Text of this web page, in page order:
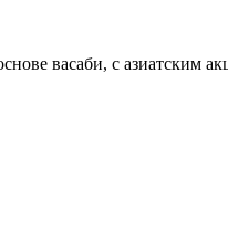
васаби, с азиатским